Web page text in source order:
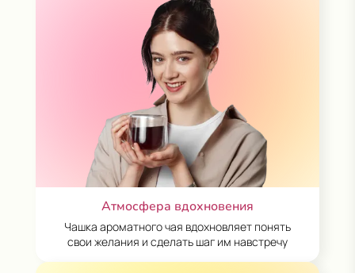
Атмосфера вдохновения
Чашка ароматного чая вдохновляет понять
свои желания и сделать шаг им навстречу
Участвовать
Сроки акции: с 1 августа 2025 по 15 мая 2026. Подробнее: click.ru/3EJHAe
Даю согласие на обработку персональных данных
Отправить сообщение